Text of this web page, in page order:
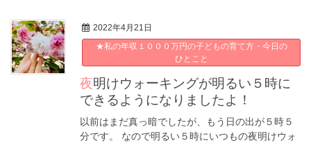
2022年4月21日
★私の年収１０００万円の子どもの育て方・今日の
ひとこと
夜明けウォーキングが明るい５時に
できるようになりましたよ！
以前はまだ真っ暗でしたが、もう日の出が５時５
分です。 なので明るい５時にいつもの夜明けウォ